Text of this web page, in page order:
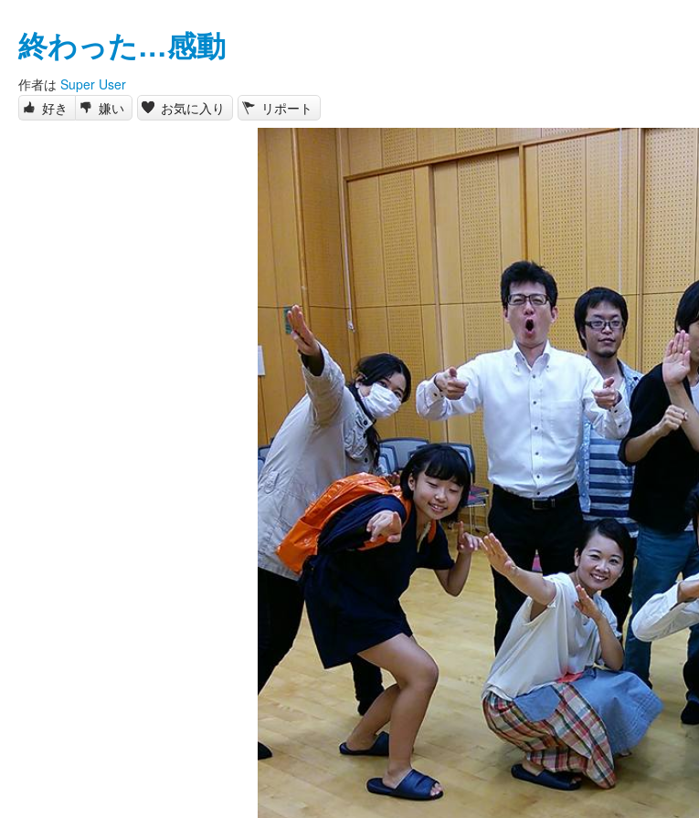
終わった…感動
作者は Super User
好き
嫌い お気に入り リポート